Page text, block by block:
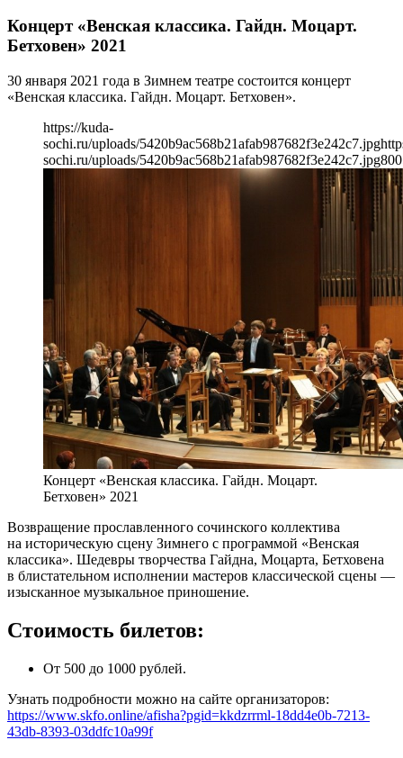
Концерт «Венская классика. Гайдн. Моцарт.
Бетховен» 2021
30 января 2021 года в Зимнем театре состоится концерт
«Венская классика. Гайдн. Моцарт. Бетховен».
https://kuda-
sochi.ru/uploads/5420b9ac568b21afab987682f3e242c7.jpg
sochi.ru/uploads/5420b9ac568b21afab987682f3e242c7.jpg800
Концерт «Венская классика. Гайдн. Моцарт.
Бетховен» 2021
Возвращение прославленного сочинского коллектива
на историческую сцену Зимнего с программой «Венская
классика». Шедевры творчества Гайдна, Моцарта, Бетховена
в блистательном исполнении мастеров классической сцены —
изысканное музыкальное приношение.
Стоимость билетов:
От 500 до 1000 рублей.
Узнать подробности можно на сайте организаторов:
https://www.skfo.online/afisha?pgid=kkdzrrml-18dd4e0b-7213-
43db-8393-03ddfc10a99f